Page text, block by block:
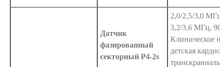
Датчик
фазированный
секторный P4-2s
2,0/2,5/3,0
3,2/3,6 МГц,
Клиническое
детская